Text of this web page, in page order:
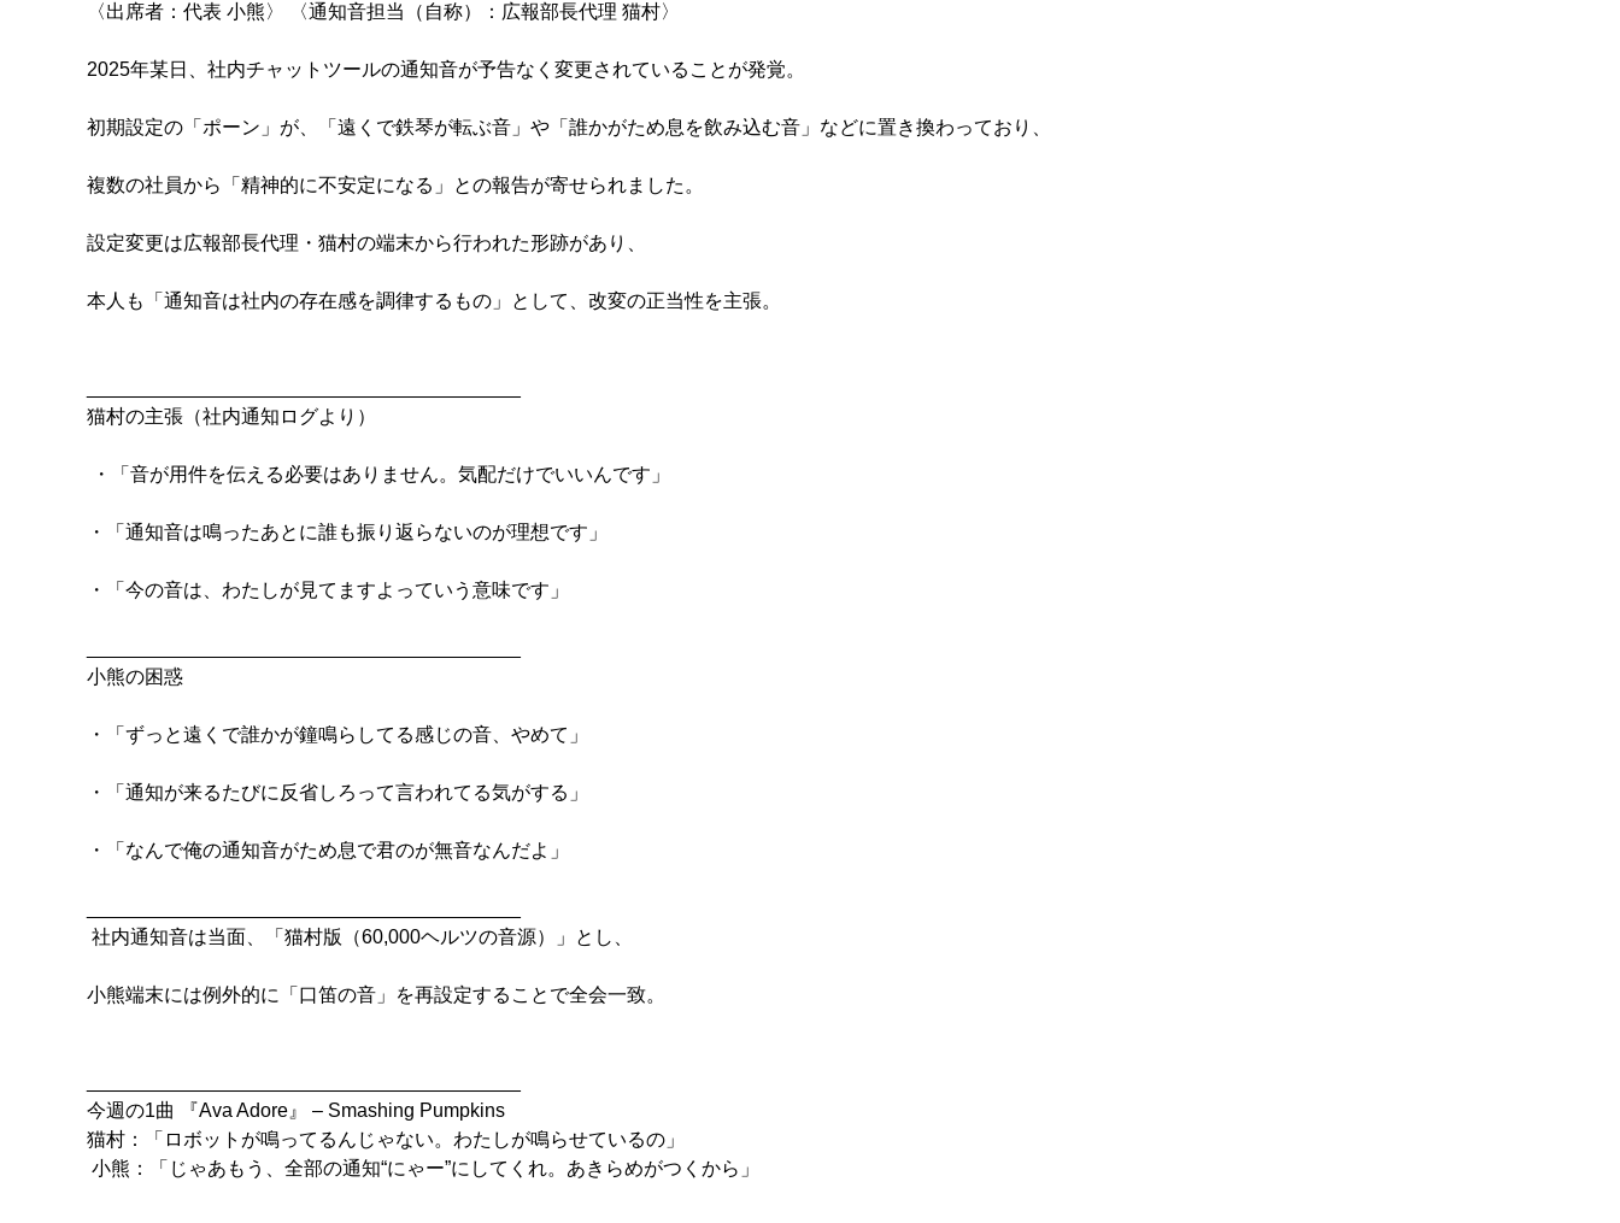
〈出席者：代表 小熊〉 〈通知音担当（自称）：広報部長代理 猫村〉
2025年某日、社内チャットツールの通知音が予告なく変更されていることが発覚。
初期設定の「ポーン」が、「遠くで鉄琴が転ぶ音」や「誰かがため息を飲み込む音」などに置き換わっており、
複数の社員から「精神的に不安定になる」との報告が寄せられました。
設定変更は広報部長代理・猫村の端末から行われた形跡があり、
本人も「通知音は社内の存在感を調律するもの」として、改変の正当性を主張。
猫村の主張（社内通知ログより）
・「通知音は鳴ったあとに誰も振り返らないのが理想です」
・「今の音は、わたしが見てますよっていう意味です」
小熊の困惑
・「ずっと遠くで誰かが鐘鳴らしてる感じの音、やめて」
・「通知が来るたびに反省しろって言われてる気がする」
・「なんで俺の通知音がため息で君のが無音なんだよ」
小熊端末には例外的に「口笛の音」を再設定することで全会一致。
今週の1曲 『Ava Adore』 – Smashing Pumpkins
猫村：「ロボットが鳴ってるんじゃない。わたしが鳴らせているの」